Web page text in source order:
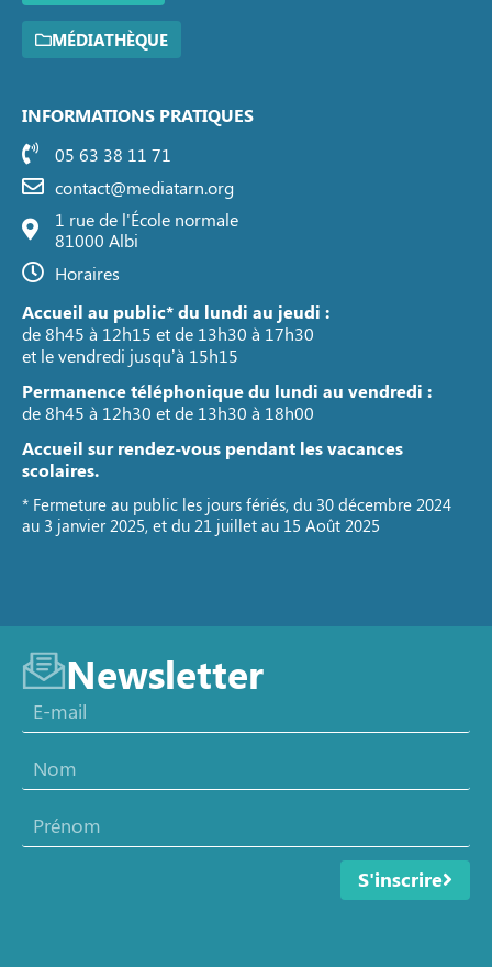
MÉDIATHÈQUE
INFORMATIONS PRATIQUES
05 63 38 11 71
contact@mediatarn.org
1 rue de l'École normale
81000 Albi
Horaires
Accueil au public* du lundi au jeudi :
de 8h45 à 12h15 et de 13h30 à 17h30
et le vendredi jusqu’à 15h15
Permanence téléphonique du lundi au vendredi :
de 8h45 à 12h30 et de 13h30 à 18h00
Accueil sur rendez-vous pendant les vacances
scolaires.
* Fermeture au public les jours fériés, du 30 décembre 2024
au 3 janvier 2025, et du 21 juillet au 15 Août 2025
Newsletter
S'inscrire